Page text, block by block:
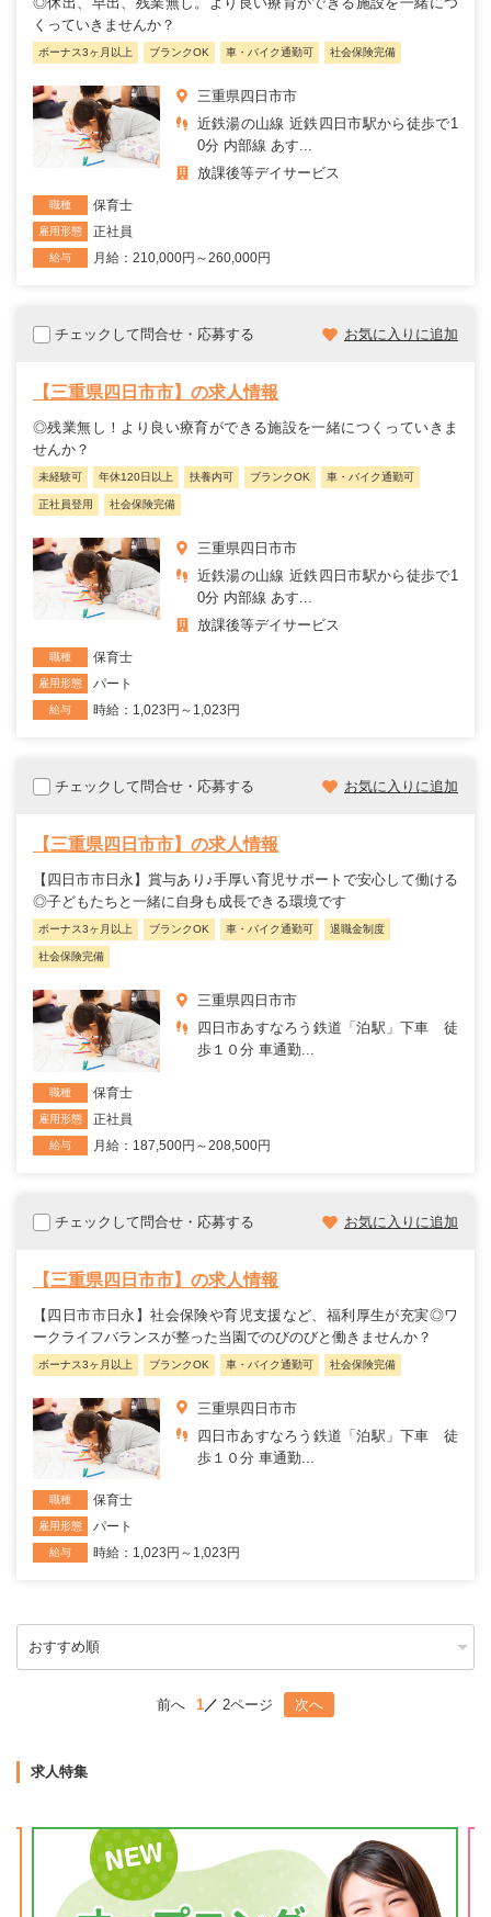
くっていきませんか？
ボーナス3ヶ月以上 ブランクOK 車・バイク通勤可 社会保険完備
三重県四日市市
近鉄湯の山線 近鉄四日市駅から徒歩で1
0分 内部線 あす...
放課後等デイサービス
職種 保育士
雇用形態 正社員
給与 月給：210,000円～260,000円
チェックして問合せ・応募する お気に入りに追加
【三重県四日市市】の求人情報
◎残業無し！より良い療育ができる施設を一緒につくっていきま
せんか？
未経験可 年休120日以上 扶養内可 ブランクOK 車・バイク通勤可
正社員登用 社会保険完備
三重県四日市市
近鉄湯の山線 近鉄四日市駅から徒歩で1
0分 内部線 あす...
放課後等デイサービス
職種 保育士
雇用形態 パート
給与 時給：1,023円～1,023円
チェックして問合せ・応募する お気に入りに追加
【三重県四日市市】の求人情報
【四日市市日永】賞与あり♪手厚い育児サポートで安心して働ける
◎子どもたちと一緒に自身も成長できる環境です
ボーナス3ヶ月以上 ブランクOK 車・バイク通勤可 退職金制度
社会保険完備
三重県四日市市
四日市あすなろう鉄道「泊駅」下車 徒
歩１０分 車通勤...
職種 保育士
雇用形態 正社員
給与 月給：187,500円～208,500円
チェックして問合せ・応募する お気に入りに追加
【三重県四日市市】の求人情報
【四日市市日永】社会保険や育児支援など、福利厚生が充実◎ワ
ークライフバランスが整った当園でのびのびと働きませんか？
ボーナス3ヶ月以上 ブランクOK 車・バイク通勤可 社会保険完備
三重県四日市市
四日市あすなろう鉄道「泊駅」下車 徒
歩１０分 車通勤...
職種 保育士
雇用形態 パート
給与 時給：1,023円～1,023円
前へ 1 2ページ 次へ
求人特集